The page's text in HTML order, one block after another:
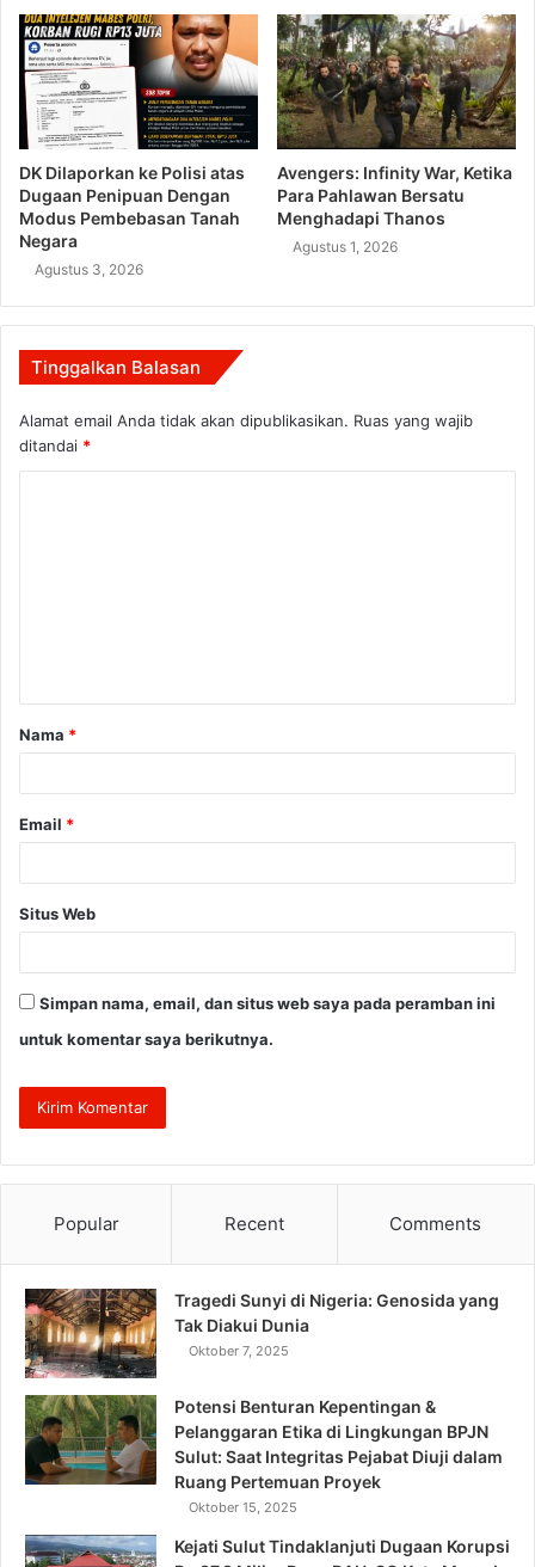
DK Dilaporkan ke Polisi atas
Dugaan Penipuan Dengan
Modus Pembebasan Tanah
Negara
Agustus 3, 2026
Avengers: Infinity War, Ketika
Para Pahlawan Bersatu
Menghadapi Thanos
Agustus 1, 2026
Tinggalkan Balasan
Alamat email Anda tidak akan dipublikasikan. Ruas yang wajib
ditandai *
a
r
Nama *
Email *
Situs Web
Simpan nama, email, dan situs web saya pada peramban ini
untuk komentar saya berikutnya.
Popular Recent Comments
Tragedi Sunyi di Nigeria: Genosida yang
Tak Diakui Dunia
Oktober 7, 2025
Potensi Benturan Kepentingan &
Pelanggaran Etika di Lingkungan BPJN
Sulut: Saat Integritas Pejabat Diuji dalam
Ruang Pertemuan Proyek
Oktober 15, 2025
Kejati Sulut Tindaklanjuti Dugaan Korupsi